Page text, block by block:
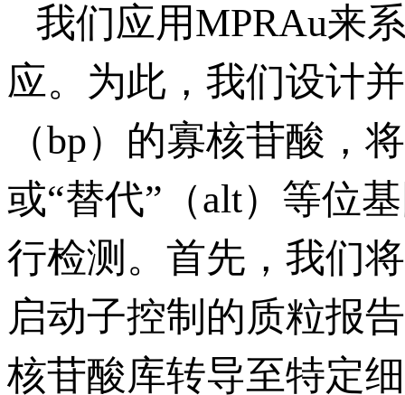
我们应用MPRAu来
应。为此，我们设计
（bp）的寡核苷酸
或“替代”（alt）等位
行检测。首先，我们
启动子控制的质粒报
核苷酸库转导至特定